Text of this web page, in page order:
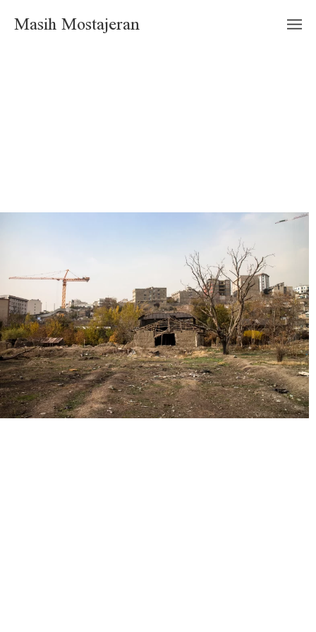
Masih Mostajeran